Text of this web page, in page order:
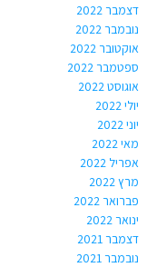
דצמבר 2022
נובמבר 2022
אוקטובר 2022
ספטמבר 2022
אוגוסט 2022
יולי 2022
יוני 2022
מאי 2022
אפריל 2022
מרץ 2022
פברואר 2022
ינואר 2022
דצמבר 2021
נובמבר 2021